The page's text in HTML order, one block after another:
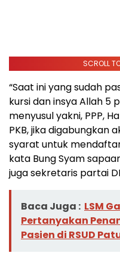
SCROLL
“Saat ini yang sudah
kursi dan insya Allah 5
menyusul yakni, PPP,
PKB, jika digabungkan
syarat untuk
kata Bung Syam
juga sekretaris partai
Baca Juga : LSM
Pertanyakan
Pasien di RSUD